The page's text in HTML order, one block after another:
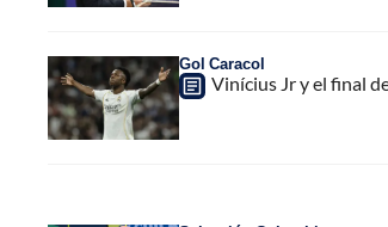
Gol Caracol
Vinícius Jr y el final